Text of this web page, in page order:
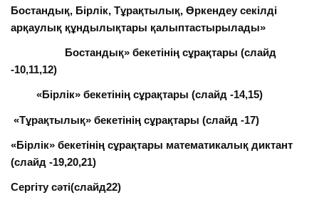
Бостандық, Бірлік, Тұрақтылық, Өркендеу секілді
арқаулық құндылықтары қалыптастырылады»
Бостандық» бекетінің сұрақтары (слайд
-10,11,12)
«Бірлік» бекетінің сұрақтары (слайд -14,15)
«Тұрақтылық» бекетінің сұрақтары (слайд -17)
«Бірлік» бекетінің сұрақтары математикалық диктант
(слайд -19,20,21)
Сергіту сәті(слайд22)